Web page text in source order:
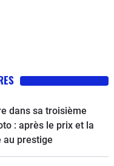
dans sa troisième
: après le prix et la
au prestige